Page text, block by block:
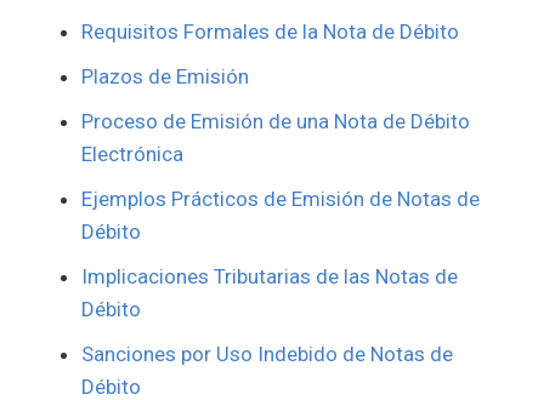
Requisitos Formales de la Nota de Débito
Plazos de Emisión
Proceso de Emisión de una Nota de Débito
Electrónica
Ejemplos Prácticos de Emisión de Notas de
Débito
Implicaciones Tributarias de las Notas de
Débito
Sanciones por Uso Indebido de Notas de
Débito